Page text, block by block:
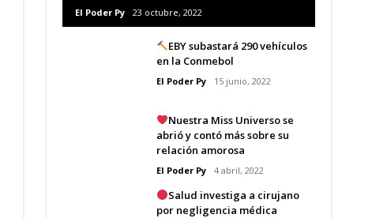
El Poder Py 23 octubre, 2022
EBY subastará 290 vehículos
en la Conmebol
El Poder Py 15 junio, 2022
Nuestra Miss Universo se
abrió y contó más sobre su
relación amorosa
El Poder Py 4 abril, 2022
Salud investiga a cirujano
por negligencia médica